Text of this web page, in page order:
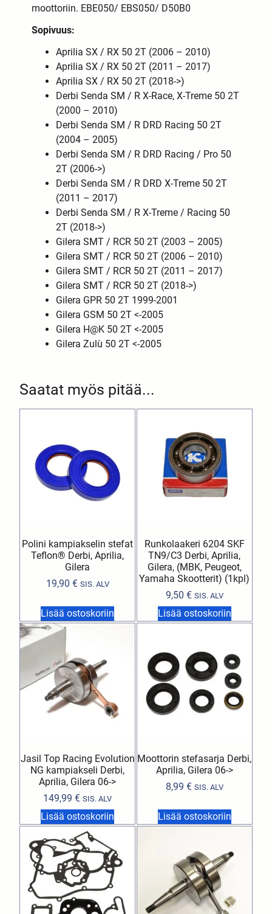
Saatat myös pitää...
Polini kampiakselin stefat
Teflon® Derbi, Aprilia,
Gilera
19,90 € SIS. ALV
Lisää ostoskoriin
Runkolaakeri 6204 SKF
TN9/C3 Derbi, Aprilia,
Gilera, (MBK, Peugeot,
Yamaha Skootterit) (1kpl)
9,50 € SIS. ALV
Lisää ostoskoriin
Jasil Top Racing Evolution
NG kampiakseli Derbi,
Aprilia, Gilera 06->
149,99€ SIS. ALV
Lisää ostoskoriin
Moottorin stefasarja Derbi,
Aprilia, Gilera 06->
8,99 € SIS. ALV
Lisää ostoskoriin
moottoriin. EBE050/ EBS050/ D50B0
Sopivuus:
Aprilia SX / RX 50 2T (2006 – 2010)
Aprilia SX / RX 50 2T (2011 – 2017)
Aprilia SX / RX 50 2T (2018->)
Derbi Senda SM / R X-Race, X-Treme 50 2T
(2000 – 2010)
Derbi Senda SM / R DRD Racing 50 2T
(2004 – 2005)
Derbi Senda SM / R DRD Racing / Pro 50
2T (2006->)
Derbi Senda SM / R DRD X-Treme 50 2T
(2011 – 2017)
Derbi Senda SM / R X-Treme / Racing 50
2T (2018->)
Gilera SMT / RCR 50 2T (2003 – 2005)
Gilera SMT / RCR 50 2T (2006 – 2010)
Gilera SMT / RCR 50 2T (2011 – 2017)
Gilera SMT / RCR 50 2T (2018->)
Gilera GPR 50 2T 1999-2001
Gilera GSM 50 2T <-2005
Gilera H@K 50 2T <-2005
Gilera Zulù 50 2T <-2005